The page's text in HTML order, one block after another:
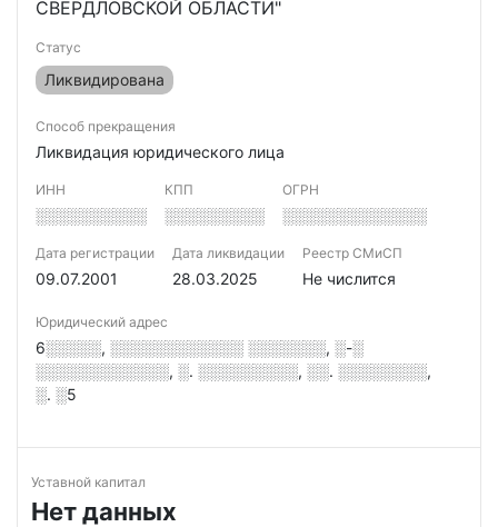
СВЕРДЛОВСКОЙ ОБЛАСТИ"
Статус
Ликвидирована
Способ прекращения
Ликвидация юридического лица
ИНН
░░░░░░░░░░
КПП
░░░░░░░░░
ОГРН
░░░░░░░░░░░░░
Дата регистрации
09.07.2001
Дата ликвидации
28.03.2025
Реестр СМиСП
Не числится
Юридический адрес
6░░░░░, ░░░░░░░░░░░░ ░░░░░░░, ░-░
░░░░░░░░░░░░, ░. ░░░░░░░░░, ░░. ░░░░░░░░,
░. ░5
Уставной капитал
Нет данных